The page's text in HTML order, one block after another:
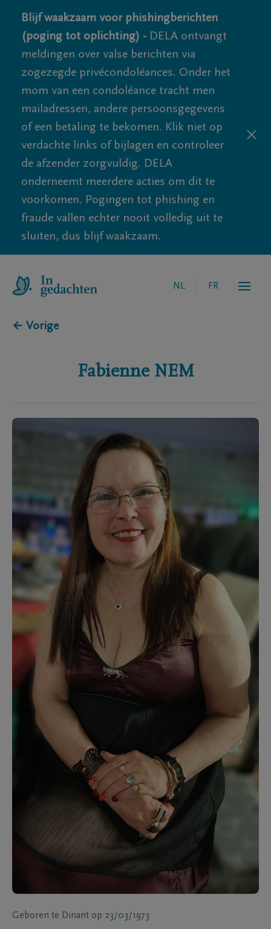
Blijf waakzaam voor phishingberichten
(poging tot oplichting) - DELA ontvangt
meldingen over valse berichten via
zogezegde privécondoléances. Onder het
mom van een condoléance tracht men
mailadressen, andere persoonsgegevens
of een betaling te bekomen. Klik niet op
verdachte links of bijlagen en controleer
de afzender zorgvuldig. DELA
onderneemt meerdere acties om dit te
voorkomen. Pogingen tot phishing en
fraude vallen echter nooit volledig uit te
sluiten, dus blijf waakzaam.
NL FR
← Vorige
Fabienne NEM
Geboren te Dinant op 23/03/1973